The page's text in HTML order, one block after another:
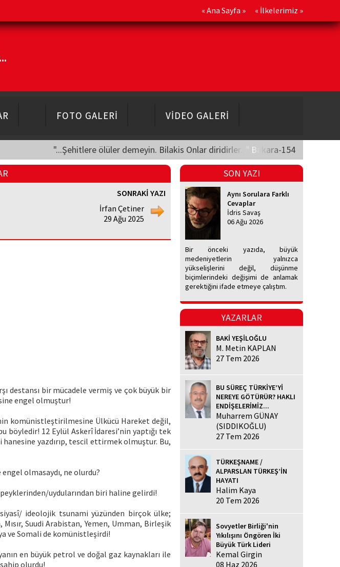
« Ana Sayfa » « İlkelerimiz »
FOTO GALERİ VİDEO GALERİ
"...Şehitlere ölüler demeyin. Bilakis Onlar diridirler..." Bakara-154
SONRAKİ YAZI
İrfan Çetiner
29 Ağu 2025
destansı bir mücadele vermiş ve çok büyük bir
engel olmuştur!
komünistleştirilmesine Ülkücü Hareket değil,
böyledir! 12 Eylül Askerî İdaresi’nin yaptığı tek
hanesine yazdırıp, tescil ettirmek olmuştur. Bu,
olmasaydı, ne olurdu?
uydularından biri haline gelirdi!
ideolojik tsunami yüzünden birçok ülke;
Suudi Arabistan, Yemen, Umman, Birleşik
ve Somali de komünistleşirdi!
en büyük petrol ve doğal gaz kaynakları ile
olurdu!
SON YAZI
Aynı Sorulara Farklı
Cevaplar
İdris Savaş
06 Ağu 2026
Bir önceki yazıda, büyük
medeniyetlerin yalnızca
yükselişlerini değil, düşünme
biçimlerindeki değişimi de anlamak
gerektiğini ifade etmeye çalıştım.
YAZARLAR
BAKİ YEŞİLOĞLU
M. Metin KAPLAN
27 Tem 2026
BU SÜREÇ TÜRKİYE’Yİ
NEREYE GÖTÜRÜR? HAKLI
ENDİŞELERİMİZ...
Muharrem GÜNAY
(SIDDIKOĞLU)
27 Tem 2026
TÜRKEŞNAME /
ALPARSLAN TÜRKEŞ’İN
HAYATI
Halim Kaya
20 Tem 2026
Sovyetler Birliği'nin
Yıkılışını Öngören İki
Büyük Türk Lideri
Kemal Girgin
08 Haz 2026